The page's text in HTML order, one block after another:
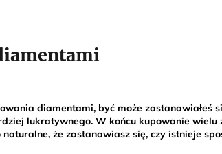
diamentami, być może zastanawiałeś
lukratywnego. W końcu kupowanie wielu
że zastanawiasz się, czy istnieje